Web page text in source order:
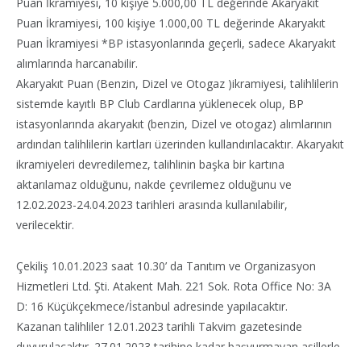
Puan İkramiyesi, 100 kişiye 1.000,00 TL değerinde Akaryakıt
Puan İkramiyesi *BP istasyonlarında geçerli, sadece Akaryakıt
alımlarında harcanabilir.
Akaryakıt Puan (Benzin, Dizel ve Otogaz )ikramiyesi, talihlilerin
sistemde kayıtlı BP Club Cardlarına yüklenecek olup, BP
istasyonlarında akaryakıt (benzin, Dizel ve otogaz) alımlarının
ardından talihlilerin kartları üzerinden kullandırılacaktır. Akaryakıt
ikramiyeleri devredilemez, talihlinin başka bir kartına
aktarılamaz olduğunu, nakde çevrilemez olduğunu ve
12.02.2023-24.04.2023 tarihleri arasında kullanılabilir,
verilecektir.
Çekiliş 10.01.2023 saat 10.30’ da Tanıtım ve Organizasyon
Hizmetleri Ltd. Şti. Atakent Mah. 221 Sok. Rota Office No: 3A
D: 16 Küçükçekmece/İstanbul adresinde yapılacaktır.
Kazanan talihliler 12.01.2023 tarihli Takvim gazetesinde